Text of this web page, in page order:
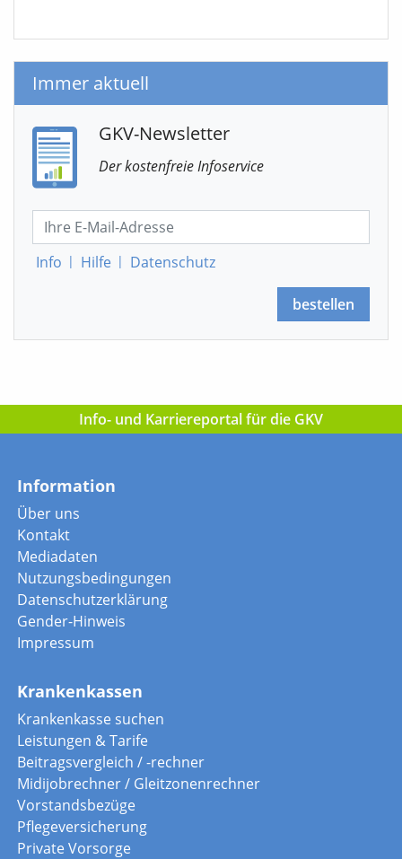
Immer aktuell
GKV-Newsletter
Der kostenfreie Infoservice
Info | Hilfe | Datenschutz
bestellen
Info- und Karriereportal für die GKV
Information
Über uns
Kontakt
Mediadaten
Nutzungsbedingungen
Datenschutzerklärung
Gender-Hinweis
Impressum
Krankenkassen
Krankenkasse suchen
Leistungen & Tarife
Beitragsvergleich / -rechner
Midijobrechner / Gleitzonenrechner
Vorstandsbezüge
Pflegeversicherung
Private Vorsorge